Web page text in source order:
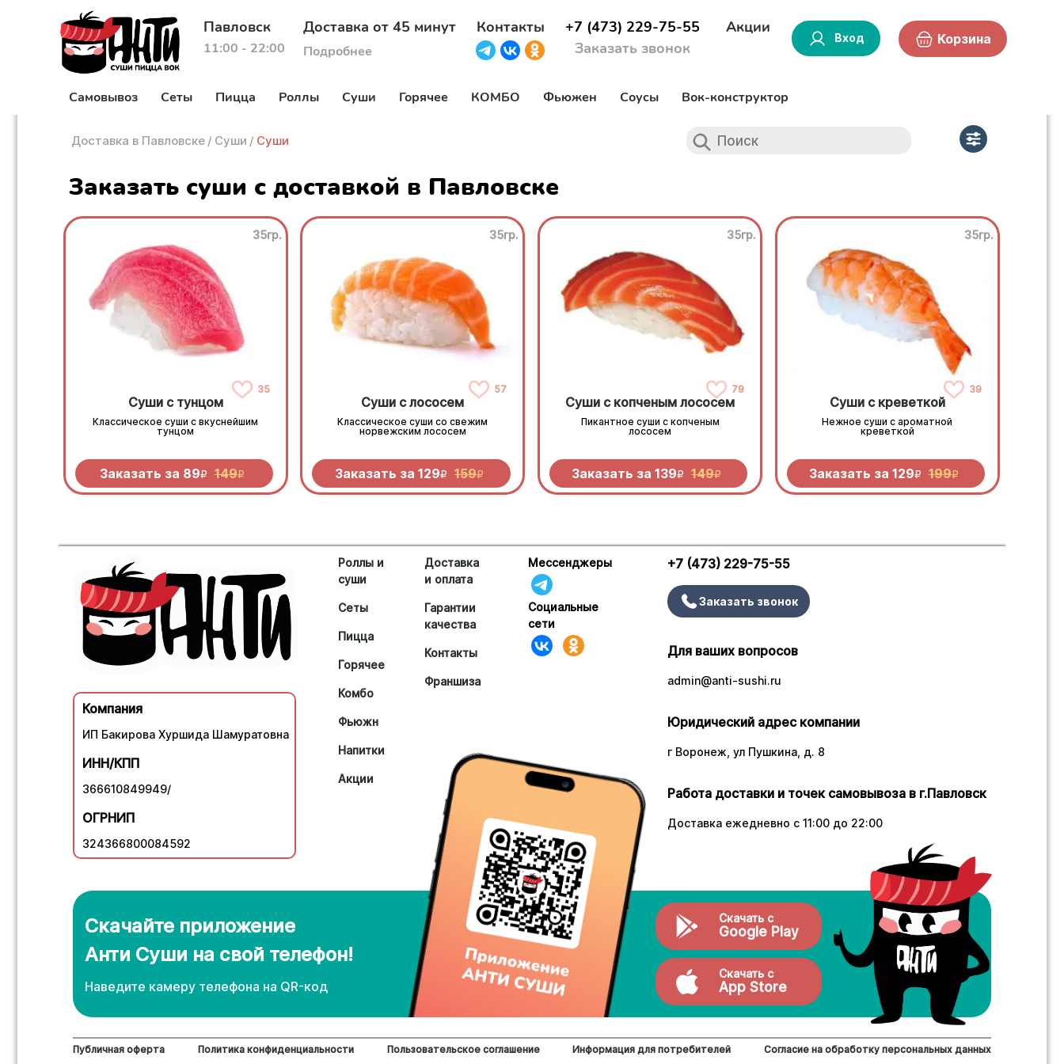
Павловск
11:00 - 22:00
Доставка от 45 минут
Подробнее
Контакты
+7 (473) 229-75-55
Заказать звонок
Акции
Вход Корзина
Самовывоз Сеты Пицца Роллы Суши Горячее КОМБО Фьюжен Соусы Вок-конструктор
Доставка в Павловске / Суши / Суши
Заказать суши с доставкой в Павловске
35гр.
35
Суши с тунцом
Классическое суши с вкуснейшим
тунцом
Заказать за 89R 149R
35гр.
57
Суши с лососем
Классическое суши со свежим
норвежским лососем
Заказать за 129R 159R
35гр.
79
Суши с копченым лососем
Пикантное суши с копченым
лососем
Заказать за 139R 149R
35гр.
39
Суши с креветкой
Нежное суши с ароматной
креветкой
Заказать за 129R 199R
Компания
ИП Бакирова Хуршида Шамуратовна
ИНН/КПП
366610849949/
ОГРНИП
324366800084592
Роллы и
суши
Сеты
Пицца
Горячее
Комбо
Фьюжн
Напитки
Акции
Доставка
и оплата
Гарантии
качества
Контакты
Франшиза
Мессенджеры
Социальные
сети
+7 (473) 229-75-55
Заказать звонок
Для ваших вопросов
admin@anti-sushi.ru
Юридический адрес компании
г Воронеж, ул Пушкина, д. 8
Работа доставки и точек самовывоза в г.Павловск
Доставка ежедневно с 11:00 до 22:00
Скачайте приложение
Анти Суши на свой телефон!
Наведите камеру телефона нa QR-код
Скачать с
Google Play
Скачать с
App Store
Публичная оферта Политика конфиденциальности Пользовательское соглашение Информация для потребителей Согласие на обработку персональных данных